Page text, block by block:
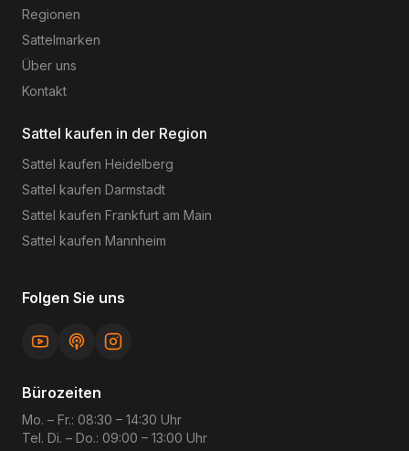
Regionen
Sattelmarken
Über uns
Kontakt
Sattel kaufen in der Region
Sattel kaufen Heidelberg
Sattel kaufen Darmstadt
Sattel kaufen Frankfurt am Main
Sattel kaufen Mannheim
Folgen Sie uns
Bürozeiten
Mo. – Fr.: 08:30 – 14:30 Uhr
Tel. Di. – Do.: 09:00 – 13:00 Uhr